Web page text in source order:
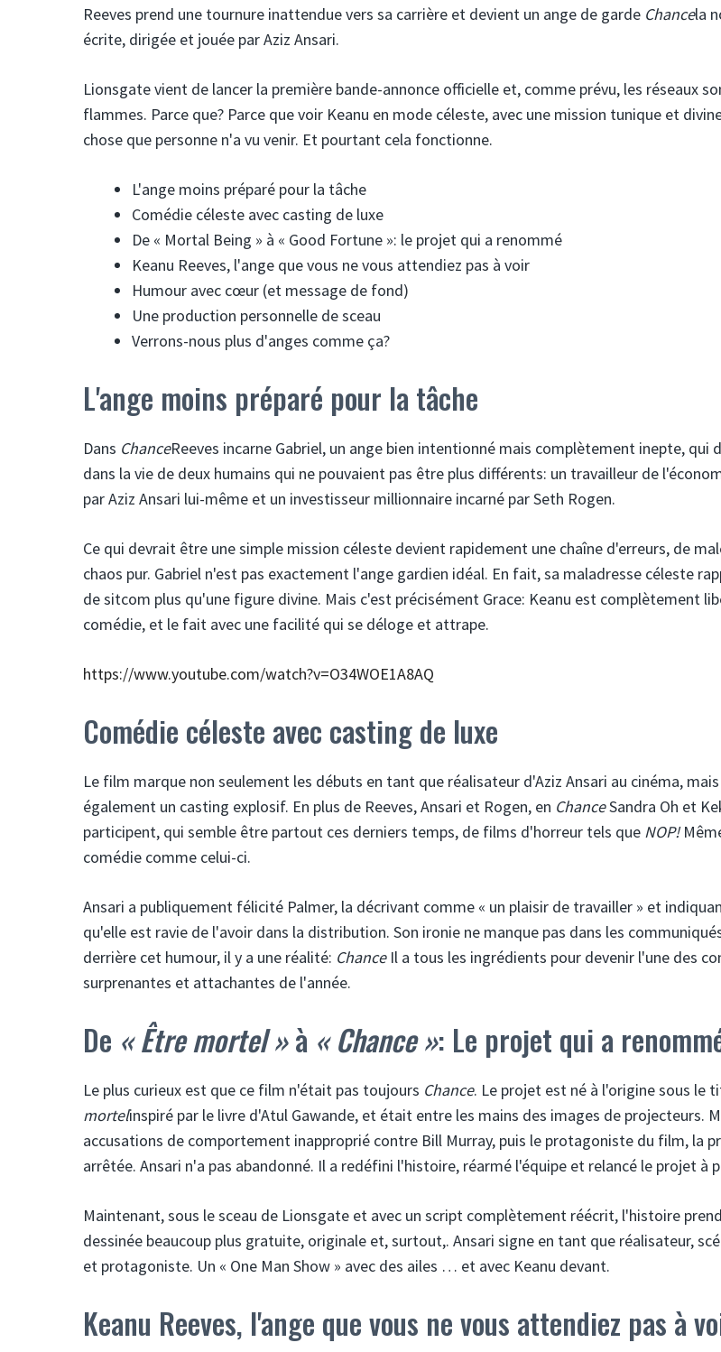
Reeves prend une tournure inattendue vers sa carrière et devient un ange de garde Chancela
écrite, dirigée et jouée par Aziz Ansari.
Lionsgate vient de lancer la première bande-annonce officielle et, comme prévu, les réseaux
flammes. Parce que? Parce que voir Keanu en mode céleste, avec une mission tunique et
chose que personne n'a vu venir. Et pourtant cela fonctionne.
L'ange moins préparé pour la tâche
Comédie céleste avec casting de luxe
De « Mortal Being » à « Good Fortune »: le projet qui a renommé
Keanu Reeves, l'ange que vous ne vous attendiez pas à voir
Humour avec cœur (et message de fond)
Une production personnelle de sceau
Verrons-nous plus d'anges comme ça?
L'ange moins préparé pour la tâche
Dans ChanceReeves incarne Gabriel, un ange bien intentionné mais complètement inepte, qui
dans la vie de deux humains qui ne pouvaient pas être plus différents: un travailleur de
par Aziz Ansari lui-même et un investisseur millionnaire incarné par Seth Rogen.
Ce qui devrait être une simple mission céleste devient rapidement une chaîne d'erreurs, de
chaos pur. Gabriel n'est pas exactement l'ange gardien idéal. En fait, sa maladresse céleste
de sitcom plus qu'une figure divine. Mais c'est précisément Grace: Keanu est complètement
comédie, et le fait avec une facilité qui se déloge et attrape.
https://www.youtube.com/watch?v=O34WOE1A8AQ
Comédie céleste avec casting de luxe
Le film marque non seulement les débuts en tant que réalisateur d'Aziz Ansari au cinéma,
également un casting explosif. En plus de Reeves, Ansari et Rogen, en ChanceSandra Oh et
participent, qui semble être partout ces derniers temps, de films d'horreur tels que NOP!
comédie comme celui-ci.
Ansari a publiquement félicité Palmer, la décrivant comme « un plaisir de travailler » et
qu'elle est ravie de l'avoir dans la distribution. Son ironie ne manque pas dans les
derrière cet humour, il y a une réalité: ChanceIl a tous les ingrédients pour devenir l'une des
surprenantes et attachantes de l'année.
De « Être mortel »à « Chance »: Le projet qui a
Le plus curieux est que ce film n'était pas toujours Chance. Le projet est né à l'origine sous le
mortelinspiré par le livre d'Atul Gawande, et était entre les mains des images de projecteurs.
accusations de comportement inapproprié contre Bill Murray, puis le protagoniste du film, la
arrêtée. Ansari n'a pas abandonné. Il a redéfini l'histoire, réarmé l'équipe et relancé le projet à
Maintenant, sous le sceau de Lionsgate et avec un script complètement réécrit, l'histoire
dessinée beaucoup plus gratuite, originale et, surtout,. Ansari signe en tant que réalisateur,
et protagoniste. Un « One Man Show » avec des ailes … et avec Keanu devant.
Keanu Reeves, l'ange que vous ne vous attendiez pas à